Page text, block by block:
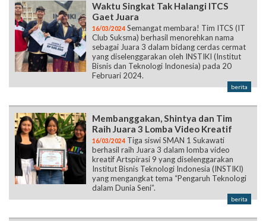
Waktu Singkat Tak Halangi ITCS
Gaet Juara
16/03/2024 Semangat membara! Tim ITCS (IT
Club Suksma) berhasil menorehkan nama
sebagai Juara 3 dalam bidang cerdas cermat
yang diselenggarakan oleh INSTIKI (Institut
Bisnis dan Teknologi Indonesia) pada 20
Februari 2024.
berita
Membanggakan, Shintya dan Tim
Raih Juara 3 Lomba Video Kreatif
16/03/2024 Tiga siswi SMAN 1 Sukawati
berhasil raih Juara 3 dalam lomba video
kreatif Artspirasi 9 yang diselenggarakan
Institut Bisnis Teknologi Indonesia (INSTIKI)
yang mengangkat tema “Pengaruh Teknologi
dalam Dunia Seni”.
berita